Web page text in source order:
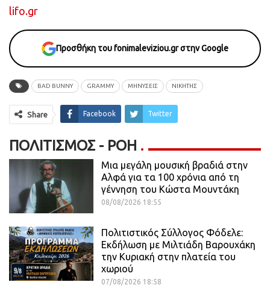
lifo.gr
Προσθήκη του fonimaleviziou.gr στην Google
BAD BUNNY GRAMMY ΜΗΝΥΣΕΙΣ ΝΙΚΗΤΗΣ
Share Facebook Twitter
ΠΟΛΙΤΙΣΜΌΣ - ΡΟΗ
Μια μεγάλη μουσική βραδιά στην
Αλφά για τα 100 χρόνια από τη
γέννηση του Κώστα Μουντάκη
08/08/2026 18:55
Πολιτιστικός Σύλλογος Φόδελε:
Εκδήλωση με Μιλτιάδη Βαρουχάκη
την Κυριακή στην πλατεία του
χωριού
07/08/2026 18:58